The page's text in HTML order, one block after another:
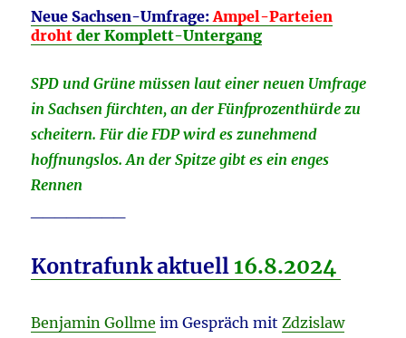
Neue Sachsen-Umfrage: Ampel-Parteien
drohtder Komplett-Untergang
SPD und Grüne müssen laut einer neuen Umfrage
in Sachsen fürchten, an der Fünfprozenthürde zu
scheitern. Für die FDP wird es zunehmend
hoffnungslos. An der Spitze gibt es ein enges
Rennen
Kontrafunk aktuell 16.8.2024
Benjamin Gollme im Gespräch mitZdzislaw